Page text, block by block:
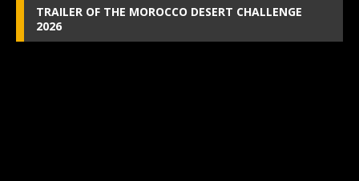
TRAILER OF THE MOROCCO DESERT CHALLENGE
2026